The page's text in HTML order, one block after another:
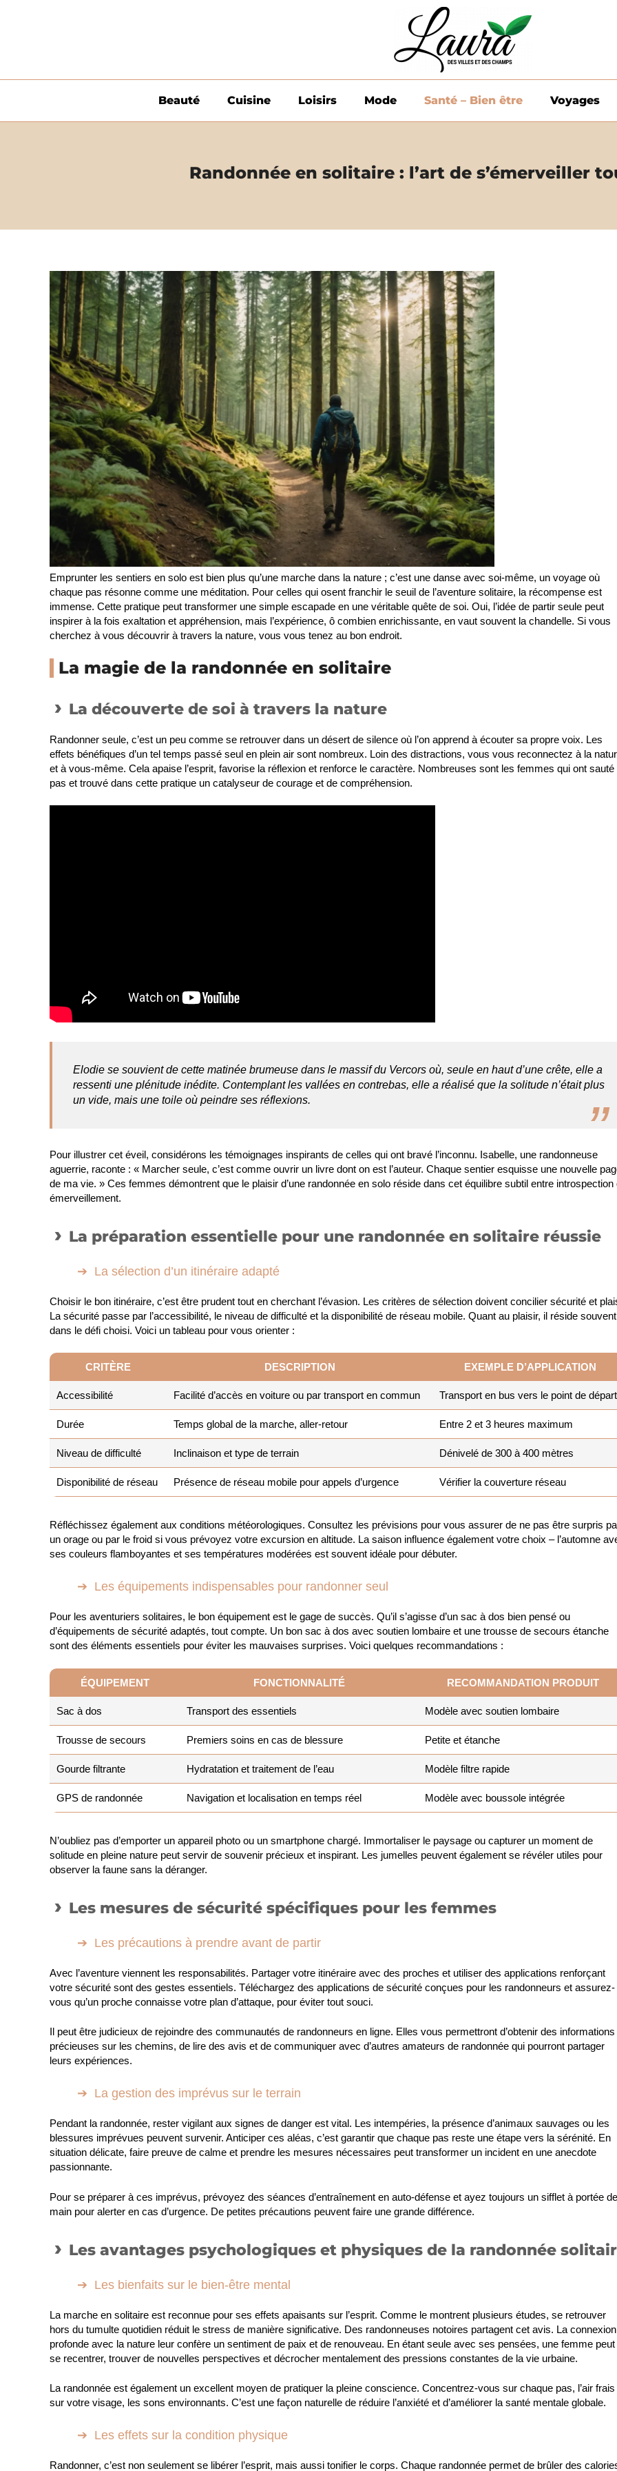
Beauté Cuisine Loisirs Mode Santé – Bien être Voyages
Randonnée en solitaire : l’art de s’émerveiller
Emprunter les sentiers en solo est bien plus qu’une marche dans la nature ; c’est une danse avec soi-même, un voyage où
chaque pas résonne comme une méditation. Pour celles qui osent franchir le seuil de l’aventure solitaire, la récompense est
immense. Cette pratique peut transformer une simple escapade en une véritable quête de soi. Oui, l’idée de partir seule peut
inspirer à la fois exaltation et appréhension, mais l’expérience, ô combien enrichissante, en vaut souvent la chandelle. Si vous
cherchez à vous découvrir à travers la nature, vous vous tenez au bon endroit.
La magie de la randonnée en solitaire
La découverte de soi à travers la nature
Randonner seule, c’est un peu comme se retrouver dans un désert de silence où l’on apprend à écouter sa propre voix. Les
effets bénéfiques d’un tel temps passé seul en plein air sont nombreux. Loin des distractions, vous vous reconnectez à la
et à vous-même. Cela apaise l’esprit, favorise la réflexion et renforce le caractère. Nombreuses sont les femmes qui ont sauté
pas et trouvé dans cette pratique un catalyseur de courage et de compréhension.
Elodie se souvient de cette matinée brumeuse dans le massif du Vercors où, seule en haut d’une crête, elle a
ressenti une plénitude inédite. Contemplant les vallées en contrebas, elle a réalisé que la solitude n’était plus
un vide, mais une toile où peindre ses réflexions.
Pour illustrer cet éveil, considérons les témoignages inspirants de celles qui ont bravé l’inconnu. Isabelle, une randonneuse
aguerrie, raconte : « Marcher seule, c’est comme ouvrir un livre dont on est l’auteur. Chaque sentier esquisse une nouvelle
de ma vie. » Ces femmes démontrent que le plaisir d’une randonnée en solo réside dans cet équilibre subtil entre introspection
émerveillement.
La préparation essentielle pour une randonnée en solitaire réussie
La sélection d’un itinéraire adapté
Choisir le bon itinéraire, c’est être prudent tout en cherchant l’évasion. Les critères de sélection doivent concilier sécurité et
La sécurité passe par l’accessibilité, le niveau de difficulté et la disponibilité de réseau mobile. Quant au plaisir, il réside souvent
dans le défi choisi. Voici un tableau pour vous orienter :
CRITÈRE DESCRIPTION EXEMPLE D’APPLICATION
Accessibilité Facilité d’accès en voiture ou par transport en commun Transport en bus vers le point de départ
Durée Temps global de la marche, aller-retour Entre 2 et 3 heures maximum
Niveau de difficulté Inclinaison et type de terrain Dénivelé de 300 à 400 mètres
Disponibilité de réseau Présence de réseau mobile pour appels d’urgence Vérifier la couverture réseau
Réfléchissez également aux conditions météorologiques. Consultez les prévisions pour vous assurer de ne pas être surpris
un orage ou par le froid si vous prévoyez votre excursion en altitude. La saison influence également votre choix – l’automne
ses couleurs flamboyantes et ses températures modérées est souvent idéale pour débuter.
Les équipements indispensables pour randonner seul
Pour les aventuriers solitaires, le bon équipement est le gage de succès. Qu’il s’agisse d’un sac à dos bien pensé ou
d’équipements de sécurité adaptés, tout compte. Un bon sac à dos avec soutien lombaire et une trousse de secours étanche
sont des éléments essentiels pour éviter les mauvaises surprises. Voici quelques recommandations :
ÉQUIPEMENT FONCTIONNALITÉ RECOMMANDATION PRODUIT
Sac à dos Transport des essentiels Modèle avec soutien lombaire
Trousse de secours Premiers soins en cas de blessure Petite et étanche
Gourde filtrante Hydratation et traitement de l’eau Modèle filtre rapide
GPS de randonnée Navigation et localisation en temps réel Modèle avec boussole intégrée
N’oubliez pas d’emporter un appareil photo ou un smartphone chargé. Immortaliser le paysage ou capturer un moment de
solitude en pleine nature peut servir de souvenir précieux et inspirant. Les jumelles peuvent également se révéler utiles pour
observer la faune sans la déranger.
Les mesures de sécurité spécifiques pour les femmes
Les précautions à prendre avant de partir
Avec l’aventure viennent les responsabilités. Partager votre itinéraire avec des proches et utiliser des applications renforçant
votre sécurité sont des gestes essentiels. Téléchargez des applications de sécurité conçues pour les randonneurs et assurez-
vous qu’un proche connaisse votre plan d’attaque, pour éviter tout souci.
Il peut être judicieux de rejoindre des communautés de randonneurs en ligne. Elles vous permettront d’obtenir des informations
précieuses sur les chemins, de lire des avis et de communiquer avec d’autres amateurs de randonnée qui pourront partager
leurs expériences.
La gestion des imprévus sur le terrain
Pendant la randonnée, rester vigilant aux signes de danger est vital. Les intempéries, la présence d’animaux sauvages ou les
blessures imprévues peuvent survenir. Anticiper ces aléas, c’est garantir que chaque pas reste une étape vers la sérénité. En
situation délicate, faire preuve de calme et prendre les mesures nécessaires peut transformer un incident en une anecdote
passionnante.
Pour se préparer à ces imprévus, prévoyez des séances d’entraînement en auto-défense et ayez toujours un sifflet à portée de
main pour alerter en cas d’urgence. De petites précautions peuvent faire une grande différence.
Les avantages psychologiques et physiques de la randonnée
Les bienfaits sur le bien-être mental
La marche en solitaire est reconnue pour ses effets apaisants sur l’esprit. Comme le montrent plusieurs études, se retrouver
hors du tumulte quotidien réduit le stress de manière significative. Des randonneuses notoires partagent cet avis. La connexion
profonde avec la nature leur confère un sentiment de paix et de renouveau. En étant seule avec ses pensées, une femme peut
se recentrer, trouver de nouvelles perspectives et décrocher mentalement des pressions constantes de la vie urbaine.
La randonnée est également un excellent moyen de pratiquer la pleine conscience. Concentrez-vous sur chaque pas, l’air frais
sur votre visage, les sons environnants. C’est une façon naturelle de réduire l’anxiété et d’améliorer la santé mentale globale.
Les effets sur la condition physique
Randonner, c’est non seulement se libérer l’esprit, mais aussi tonifier le corps. Chaque randonnée permet de brûler des